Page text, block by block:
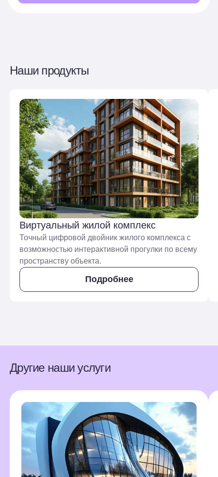
Наши продукты
Виртуальный жилой комплекс
Точный цифровой двойник жилого комплекса с
возможностью интерактивной прогулки по всему
пространству объекта.
Подробнее
Другие наши услуги